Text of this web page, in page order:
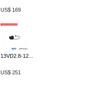
US$ 169
13VD2.8-12...
US$ 251